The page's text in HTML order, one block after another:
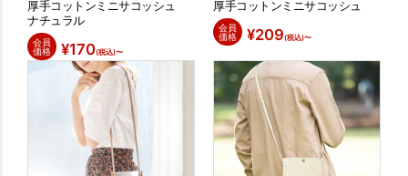
厚手コットンミニサコッシュ
ナチュラル
会員
価格
¥170(税込)〜
厚手コットンミニサコッシュ
会員
価格
¥209(税込)〜